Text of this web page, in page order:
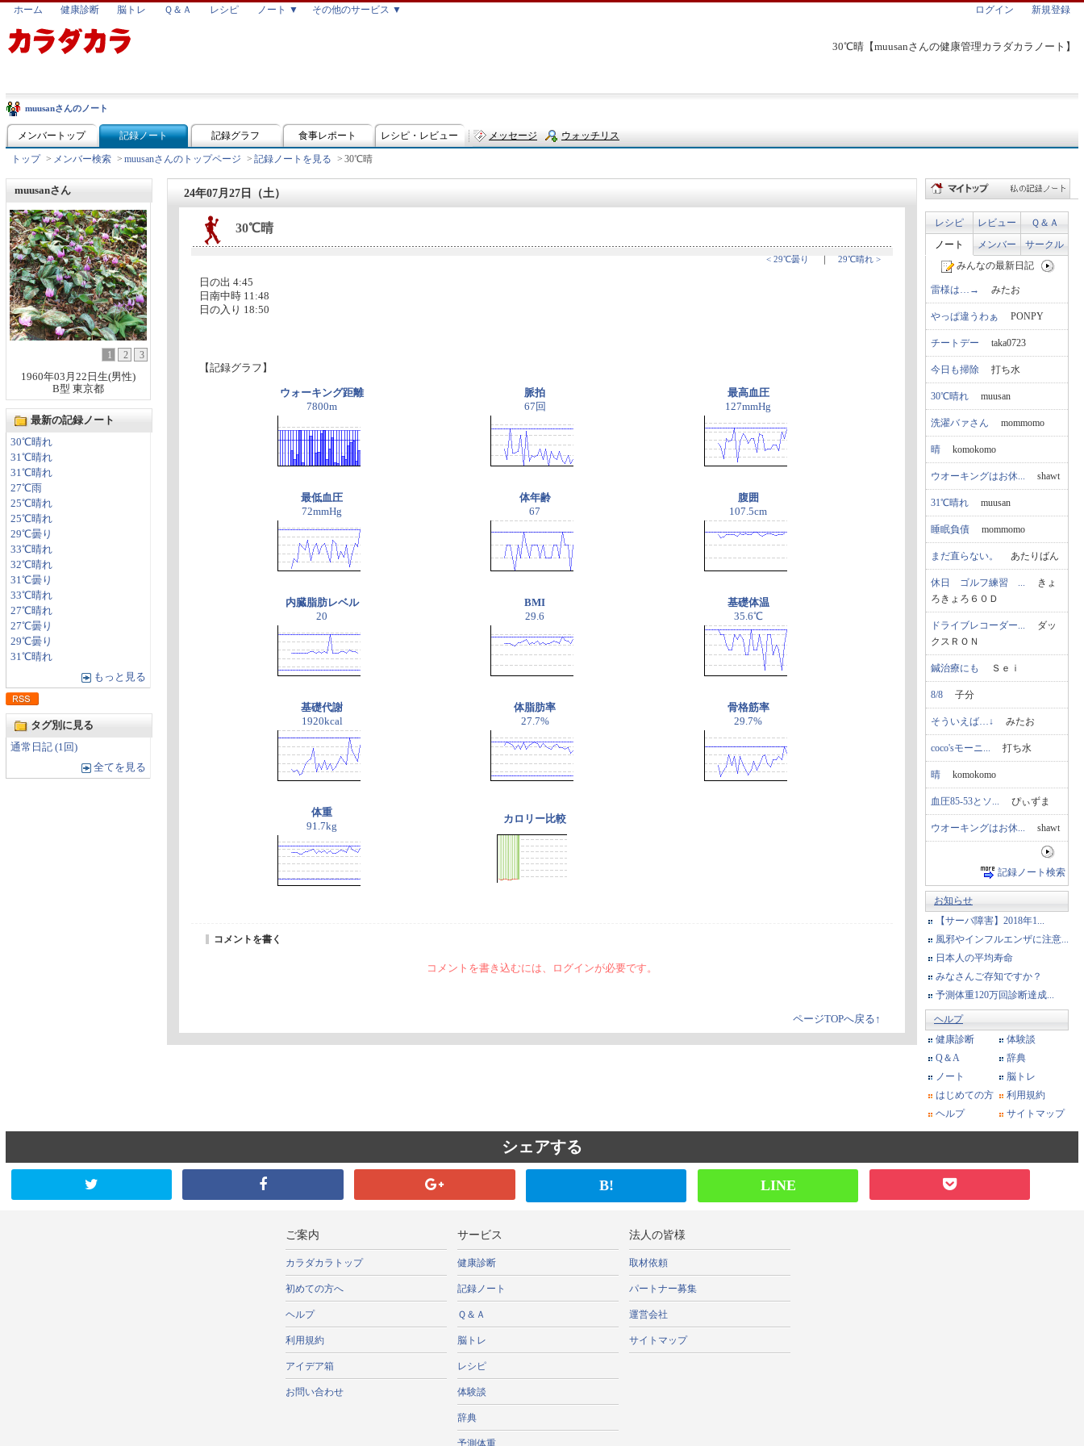
30℃晴【muusanさんの健康管理カラダカラノート】
ホーム 健康診断 脳トレ Ｑ＆Ａ レシピ ノート ▼ その他のサービス ▼ ログイン 新規登録
muusanさんのノート
メンバートップ 記録ノート 記録グラフ 食事レポート レシピ・レビュー メッセージ ウォッチリス
トップ > メンバー検索 > muusanさんのトップページ > 記録ノートを見る > 30℃晴
muusanさん
1 2
3
1960年03月22日生(男性)
B型 東京都
最新の記録ノート
30℃晴れ
31℃晴れ
31℃晴れ
27℃雨
25℃晴れ
25℃晴れ
29℃曇り
33℃晴れ
32℃晴れ
31℃曇り
33℃晴れ
27℃晴れ
27℃曇り
29℃曇り
31℃晴れ
もっと見る
タグ別に見る
通常日記 (1回)
全てを見る
24年07月27日（土）
30℃晴
< 29℃曇り ｜ 29℃晴れ >
日の出 4:45
日南中時 11:48
日の入り 18:50
【記録グラフ】
ウォーキング距離
7800m
脈拍
67回
最高血圧
127mmHg
最低血圧
72mmHg
体年齢
67
腹囲
107.5cm
内臓脂肪レベル
20
BMI
29.6
基礎体温
35.6℃
基礎代謝
1920kcal
体脂肪率
27.7%
骨格筋率
29.7%
体重
91.7kg
カロリー比較
コメントを書く
コメントを書き込むには、ログインが必要です。
ページTOPへ戻る↑
レシピ レビュー
Ｑ＆Ａ
ノート
メンバー
サークル
みんなの最新日記
雷様は…→ みたお
やっぱ違うわぁ PONPY
チートデー taka0723
今日も掃除 打ち水
30℃晴れ muusan
洗濯バァさん mommomo
晴 komokomo
ウオーキングはお休... shawt
31℃晴れ muusan
睡眠負債 mommomo
まだ直らない。 あたりばん
休日 ゴルフ練習 ... きょ
ろきょろ６０Ｄ
ドライブレコーダー... ダッ
クスＲＯＮ
鍼治療にも Ｓｅｉ
8/8 子分
そういえば…↓ みたお
coco'sモーニ... 打ち水
晴 komokomo
血圧85-53とソ... ぴぃずま
ウオーキングはお休... shawt
記録ノート検索
お知らせ
【サーバ障害】2018年1...
風邪やインフルエンザに注意...
日本人の平均寿命
みなさんご存知ですか？
予測体重120万回診断達成...
ヘルプ
健康診断
体験談
Q＆A
辞典
ノート
脳トレ
はじめての方
利用規約
ヘルプ
サイトマップ
シェアする
B! LINE
ご案内
カラダカラトップ
初めての方へ
ヘルプ
利用規約
アイデア箱
お問い合わせ
サービス
健康診断
記録ノート
Ｑ＆Ａ
脳トレ
レシピ
体験談
辞典
予測体重
法人の皆様
取材依頼
パートナー募集
運営会社
サイトマップ